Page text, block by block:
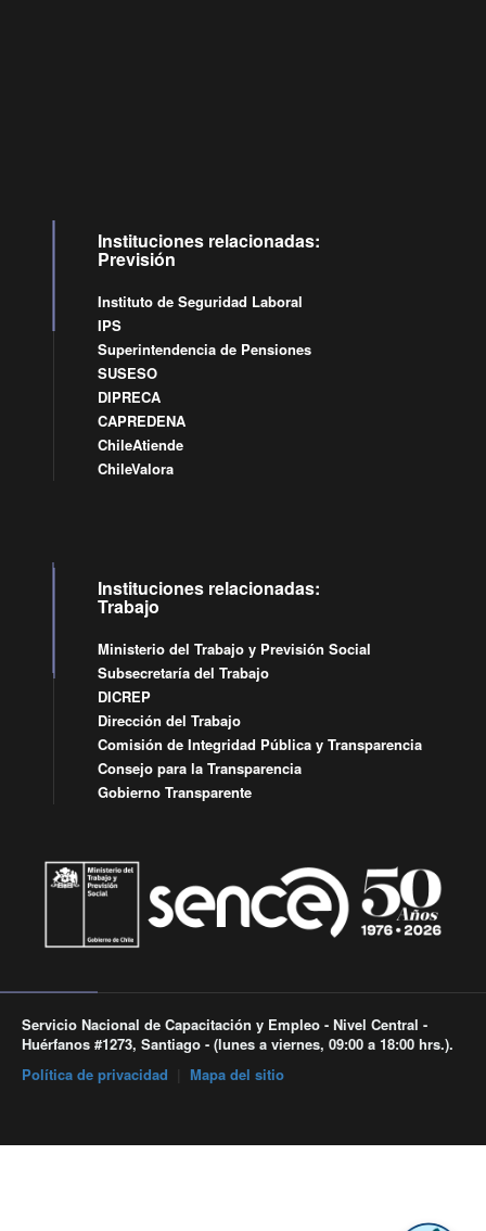
Instituciones relacionadas:
Previsión
Instituto de Seguridad Laboral
IPS
Superintendencia de Pensiones
SUSESO
DIPRECA
CAPREDENA
ChileAtiende
ChileValora
Instituciones relacionadas:
Trabajo
Ministerio del Trabajo y Previsión Social
Subsecretaría del Trabajo
DICREP
Dirección del Trabajo
Comisión de Integridad Pública y Transparencia
Consejo para la Transparencia
Gobierno Transparente
Servicio Nacional de Capacitación y Empleo - Nivel Central -
Huérfanos #1273, Santiago - (lunes a viernes, 09:00 a 18:00 hrs.).
Política de privacidad
Mapa del sitio